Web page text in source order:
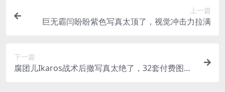
上一篇
巨无霸闫盼盼紫色写真太顶了，视觉冲击力拉满
下一篇
腐团儿Ikaros战术后撤写真太绝了，32套付费图集